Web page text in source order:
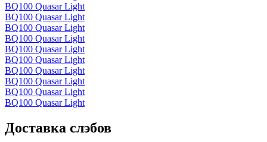
BQ100 Quasar Light
BQ100 Quasar Light
BQ100 Quasar Light
BQ100 Quasar Light
BQ100 Quasar Light
BQ100 Quasar Light
BQ100 Quasar Light
BQ100 Quasar Light
BQ100 Quasar Light
BQ100 Quasar Light
Доставка слэбов